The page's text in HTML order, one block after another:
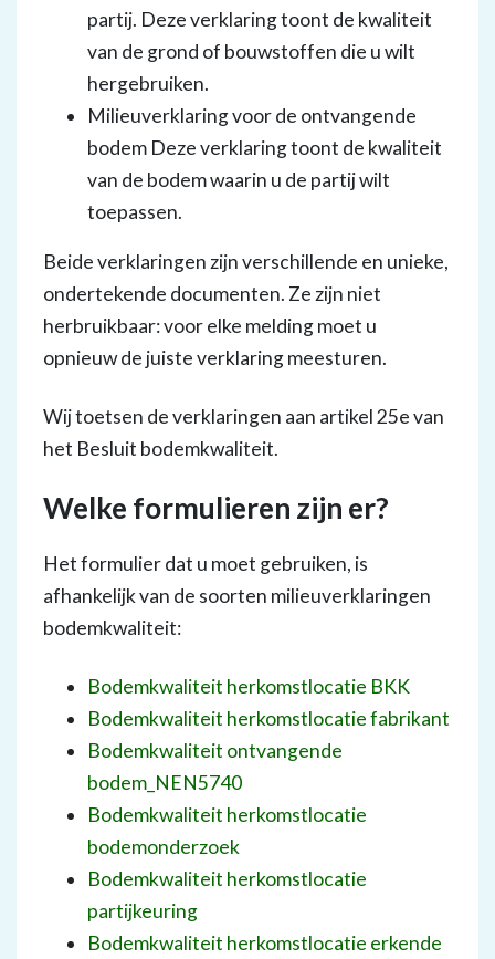
partij. Deze verklaring toont de kwaliteit
van de grond of bouwstoffen die u wilt
hergebruiken.
Milieuverklaring voor de ontvangende
bodem Deze verklaring toont de kwaliteit
van de bodem waarin u de partij wilt
toepassen.
Beide verklaringen zijn verschillende en unieke,
ondertekende documenten. Ze zijn niet
herbruikbaar: voor elke melding moet u
opnieuw de juiste verklaring meesturen.
Wij toetsen de verklaringen aan artikel 25e van
het Besluit bodemkwaliteit.
Welke formulieren zijn er?
Het formulier dat u moet gebruiken, is
afhankelijk van de soorten milieuverklaringen
bodemkwaliteit:
Bodemkwaliteit herkomstlocatie BKK
Bodemkwaliteit herkomstlocatie fabrikant
Bodemkwaliteit ontvangende
bodem_NEN5740
Bodemkwaliteit herkomstlocatie
bodemonderzoek
Bodemkwaliteit herkomstlocatie
partijkeuring
Bodemkwaliteit herkomstlocatie erkende